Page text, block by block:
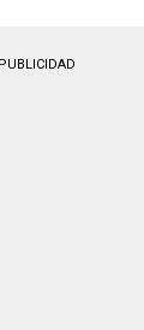
PUBLICIDAD